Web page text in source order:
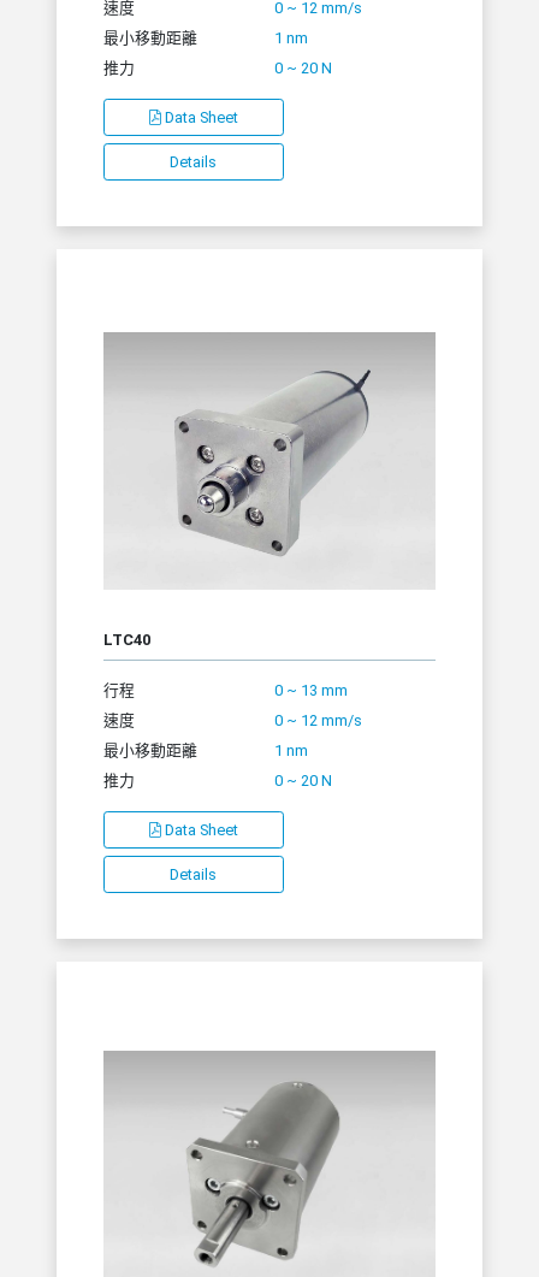
Data Sheet
Details
速度
0 ~ 12 mm/s
最小移動距離
1 nm
推力
0 ~ 20 N
LTC40
Data Sheet
Details
行程
0 ~ 13 mm
速度
0 ~ 12 mm/s
最小移動距離
1 nm
推力
0 ~ 20 N